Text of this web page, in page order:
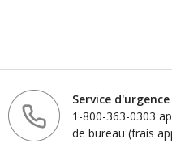
Service d'urgence
1-800-363-0303
de bureau (frais